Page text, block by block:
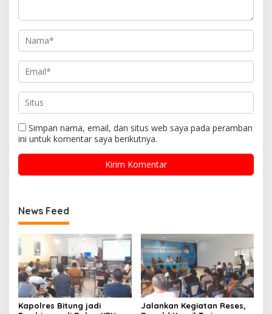
Simpan nama, email, dan situs web saya pada peramban
ini untuk komentar saya berikutnya.
News Feed
Kapolres Bitung jadi
Jalankan Kegiatan Reses,